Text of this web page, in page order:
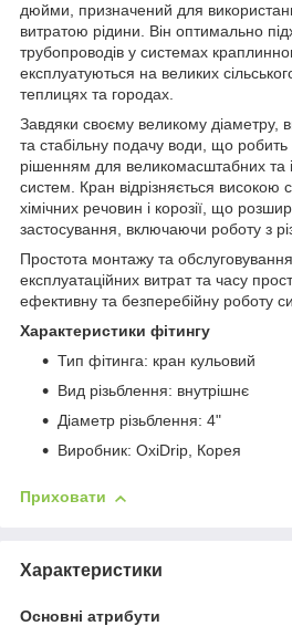
дюйми, призначений для
витратою рідини. Він оптимально
трубопроводів у системах
експлуатуються на великих
теплицях та городах.
Завдяки своєму великому діаметру,
та стабільну подачу води, що робить
рішенням для великомасштабних та
систем. Кран відрізняється високою
хімічних речовин і корозії, що
застосування, включаючи роботу з
Простота монтажу та
експлуатаційних витрат та часу
ефективну та безперебійну роботу
Характеристики фітингу
Тип фітинга: кран кульовий
Вид різьблення: внутрішнє
Діаметр різьблення: 4"
Виробник: OxiDrip, Корея
Приховати
Характеристики
Основні атрибути